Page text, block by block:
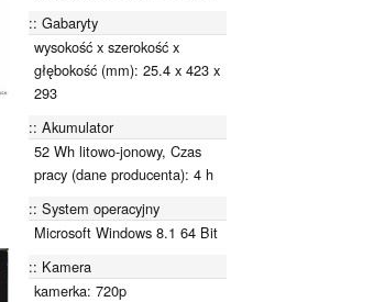
Gabaryty
wysokość x szerokość x
głębokość (mm): 25.4 x 423 x
293
Akumulator
52 Wh litowo-jonowy, Czas
pracy (dane producenta): 4 h
System operacyjny
Microsoft Windows 8.1 64 Bit
Kamera
kamerka: 720p